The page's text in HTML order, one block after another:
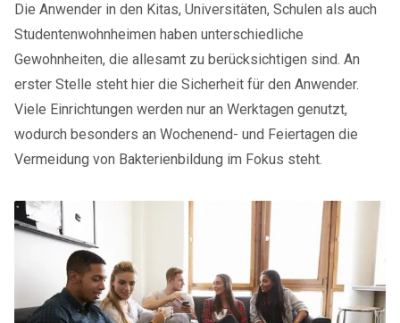
Die Anwender in den Kitas, Universitäten, Schulen als auch
Studentenwohnheimen haben unterschiedliche
Gewohnheiten, die allesamt zu berücksichtigen sind. An
erster Stelle steht hier die Sicherheit für den Anwender.
Viele Einrichtungen werden nur an Werktagen genutzt,
wodurch besonders an Wochenend- und Feiertagen die
Vermeidung von Bakterienbildung im Fokus steht.